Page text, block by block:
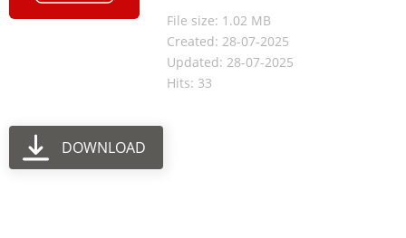
File size: 1.02 MB
Created: 28-07-2025
Updated: 28-07-2025
Hits: 33
DOWNLOAD